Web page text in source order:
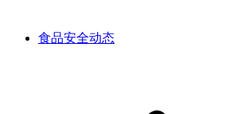
食品安全动态